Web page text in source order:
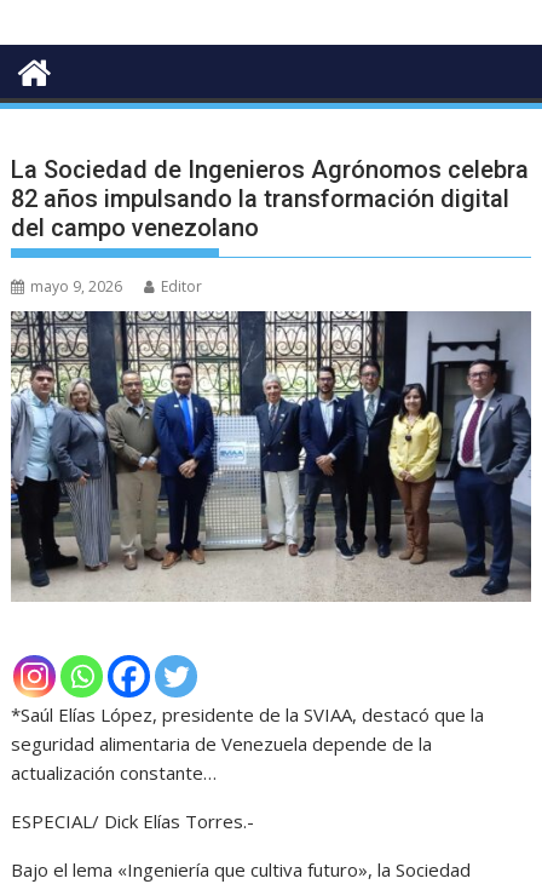
La Sociedad de Ingenieros Agrónomos celebra
82 años impulsando la transformación digital
del campo venezolano
mayo 9, 2026 Editor
*Saúl Elías López, presidente de la SVIAA, destacó que la
seguridad alimentaria de Venezuela depende de la
actualización constante…
ESPECIAL/ Dick Elías Torres.-
Bajo el lema «Ingeniería que cultiva futuro», la Sociedad